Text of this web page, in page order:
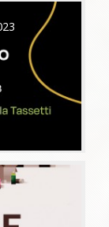
06/05/2023
26/07/2022